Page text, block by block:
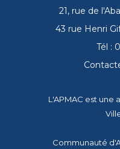
21, rue de
43 rue Henri
Tél :
L'APMAC est une
Communauté